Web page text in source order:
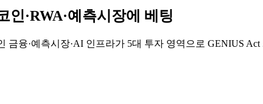
·RWA·예측시장에 베팅
금융·예측시장·AI 인프라가 5대 투자 영역으로 GENIUS